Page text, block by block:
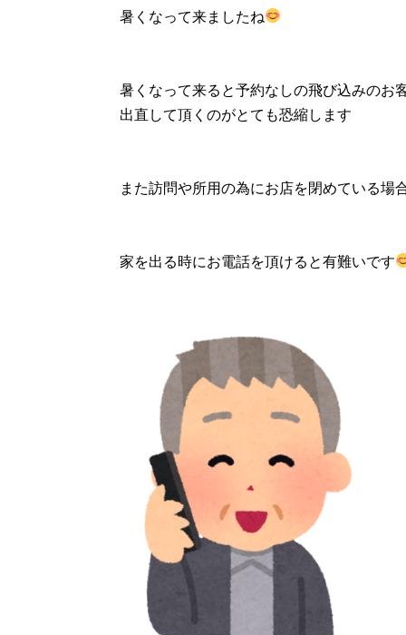
暑くなって来ましたね
暑くなって来ると予約なしの飛び込みのお
出直して頂くのがとても恐縮します
また訪問や所用の為にお店を閉めている場
家を出る時にお電話を頂けると有難いです